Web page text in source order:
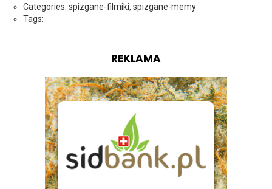
Categories: spizgane-filmiki, spizgane-memy
Tags:
REKLAMA